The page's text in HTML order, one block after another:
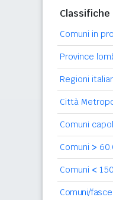
Classifiche
Comuni in
Province
Regioni
Città
Comuni
Comuni >
Comuni <
Comuni/